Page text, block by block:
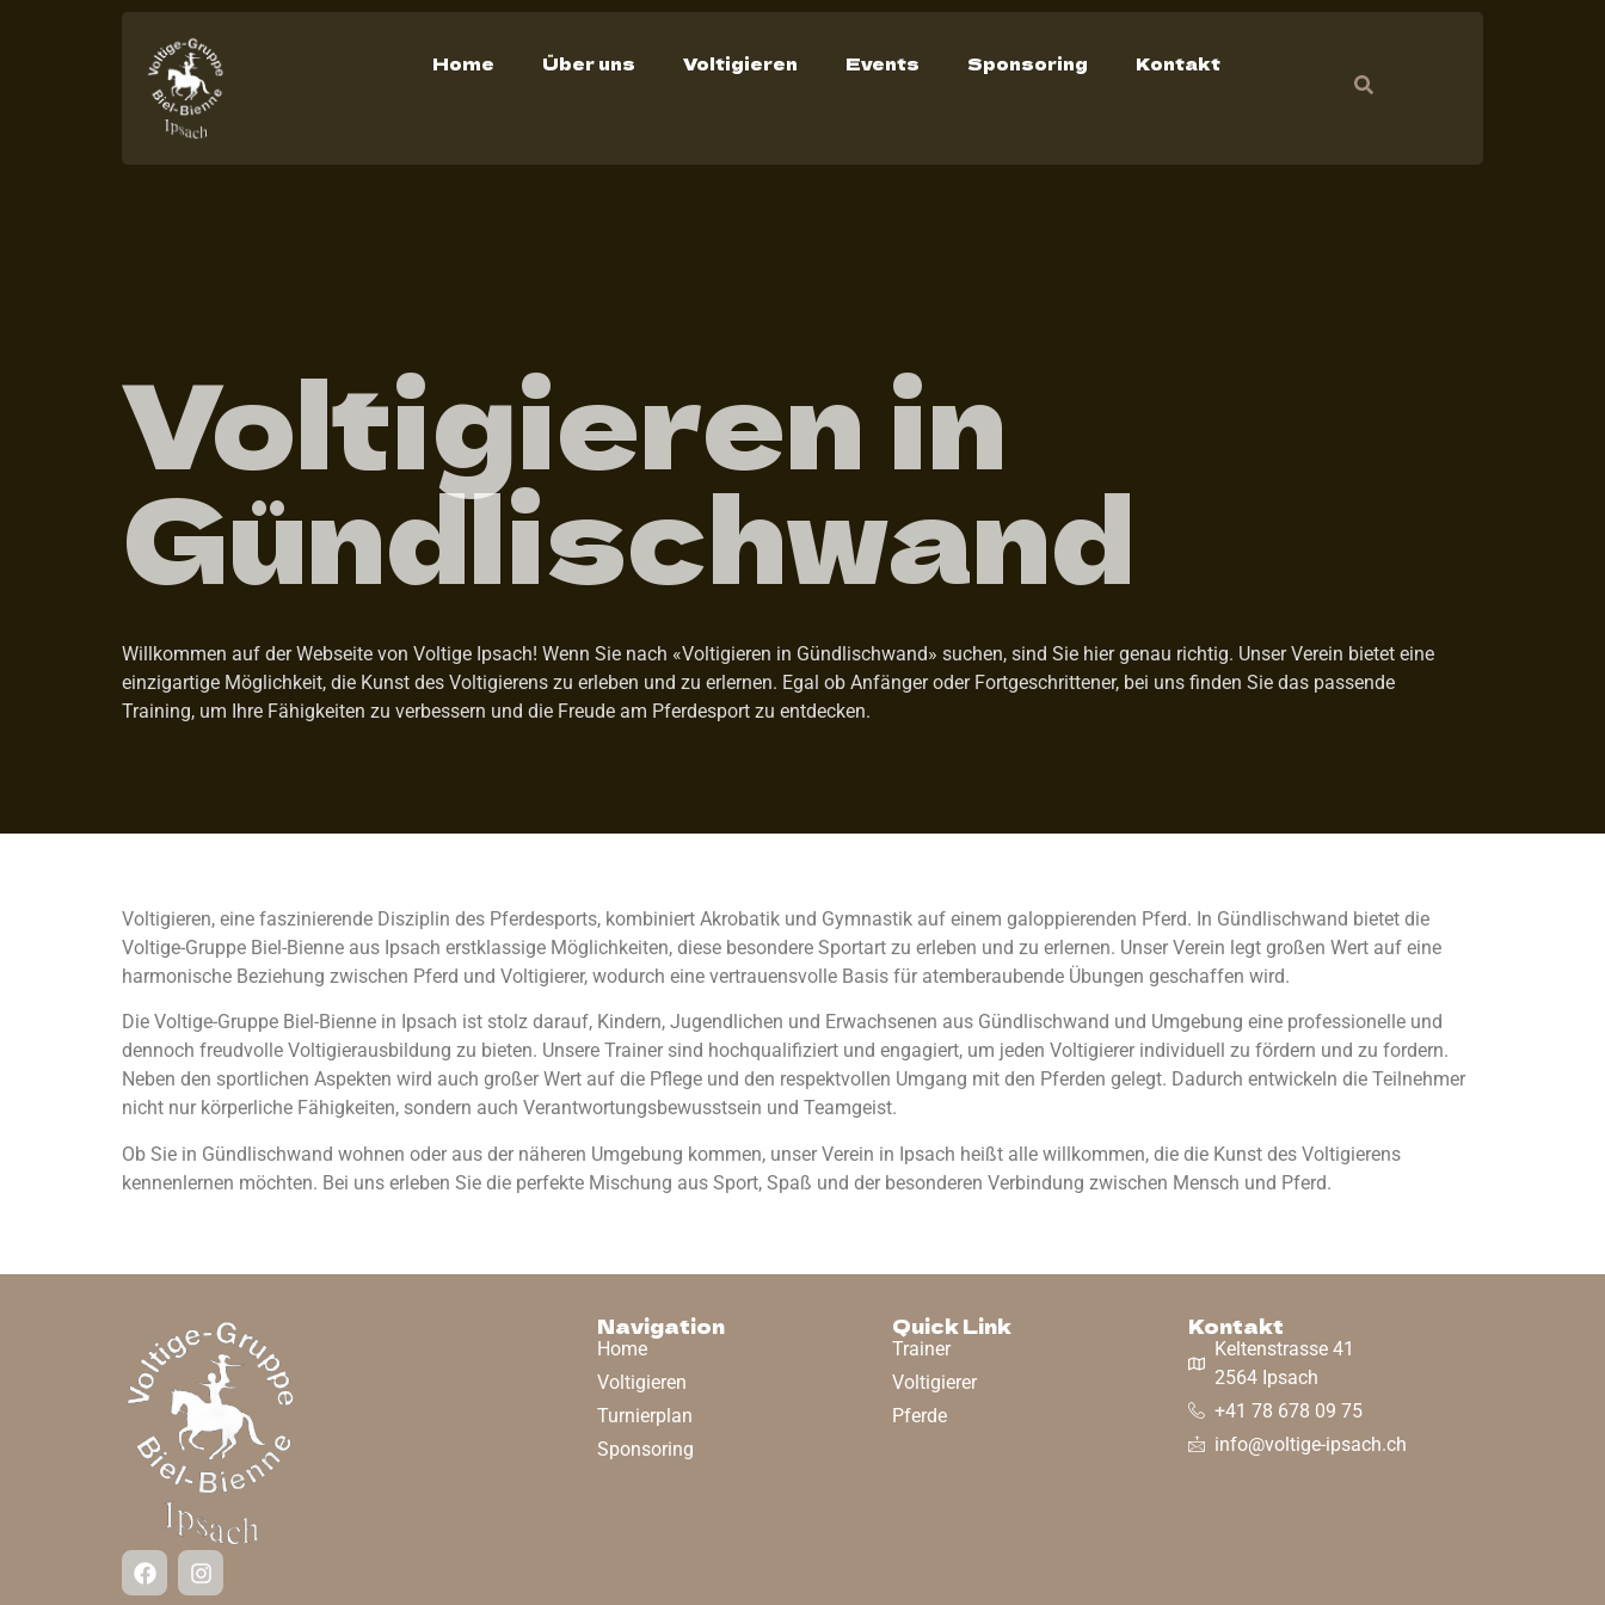
Home Über uns Voltigieren Events Sponsoring Kontakt
Voltigieren in
Gündlischwand
Willkommen auf der Webseite von Voltige Ipsach! Wenn Sie nach «Voltigieren in Gündlischwand» suchen, sind Sie hier genau richtig. Unser Verein bietet eine
einzigartige Möglichkeit, die Kunst des Voltigierens zu erleben und zu erlernen. Egal ob Anfänger oder Fortgeschrittener, bei uns finden Sie das passende
Training, um Ihre Fähigkeiten zu verbessern und die Freude am Pferdesport zu entdecken.
Voltigieren, eine faszinierende Disziplin des Pferdesports, kombiniert Akrobatik und Gymnastik auf einem galoppierenden Pferd. In Gündlischwand bietet die
Voltige-Gruppe Biel-Bienne aus Ipsach erstklassige Möglichkeiten, diese besondere Sportart zu erleben und zu erlernen. Unser Verein legt großen Wert auf eine
harmonische Beziehung zwischen Pferd und Voltigierer, wodurch eine vertrauensvolle Basis für atemberaubende Übungen geschaffen wird.
Die Voltige-Gruppe Biel-Bienne in Ipsach ist stolz darauf, Kindern, Jugendlichen und Erwachsenen aus Gündlischwand und Umgebung eine professionelle und
dennoch freudvolle Voltigierausbildung zu bieten. Unsere Trainer sind hochqualifiziert und engagiert, um jeden Voltigierer individuell zu fördern und zu fordern.
Neben den sportlichen Aspekten wird auch großer Wert auf die Pflege und den respektvollen Umgang mit den Pferden gelegt. Dadurch entwickeln die Teilnehmer
nicht nur körperliche Fähigkeiten, sondern auch Verantwortungsbewusstsein und Teamgeist.
Ob Sie in Gündlischwand wohnen oder aus der näheren Umgebung kommen, unser Verein in Ipsach heißt alle willkommen, die die Kunst des Voltigierens
kennenlernen möchten. Bei uns erleben Sie die perfekte Mischung aus Sport, Spaß und der besonderen Verbindung zwischen Mensch und Pferd.
Navigation
Home
Voltigieren
Turnierplan
Sponsoring
Quick Link
Trainer
Voltigierer
Pferde
Kontakt
Keltenstrasse 41
2564 Ipsach
+41 78 678 09 75
info@voltige-ipsach.ch